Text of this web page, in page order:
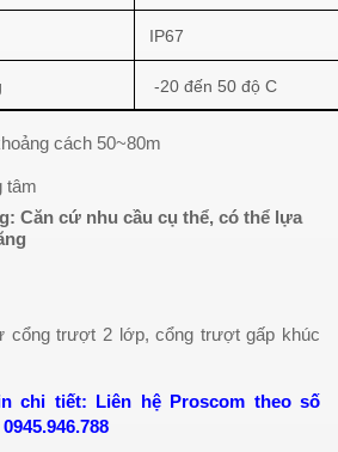
IP67
-20 đến 50 độ C
cách 50~80m
tâm
Căn cứ nhu cầu cụ thể, có thể lựa
cổng trượt 2 lớp, cổng trượt gấp khúc
chi tiết: Liên hệ Proscom theo số